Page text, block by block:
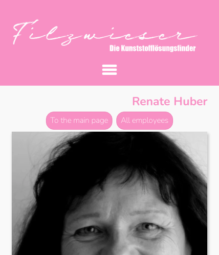
Renate Huber
To the main page All employees